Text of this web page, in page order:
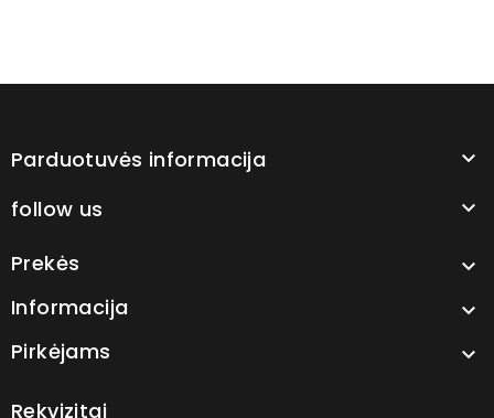
Parduotuvės informacija 
follow us 
Prekės 
Informacija 
Pirkėjams 
Rekvizitai